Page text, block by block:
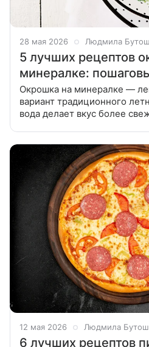
28 мая 2026 Людмила
5 лучших рецептов
минералке:
Окрошка на минералке —
вариант традиционного
вода делает вкус более
12 мая 2026 Людмила
6 лучших рецептов